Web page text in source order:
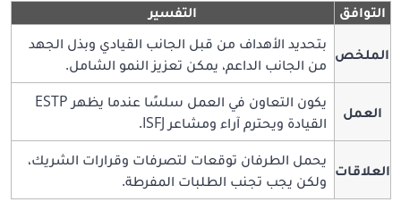
التوافق التفسير
الملخص
بتحديد الأهداف من قبل الجانب القيادي وبذل الجهد
من الجانب الداعم، يمكن تعزيز النمو الشامل.
العمل
يكون التعاون في العمل سلسًا عندما يظهر ESTP
القيادة ويحترم آراء ومشاعر ISFJ.
العلاقات
يحمل الطرفان توقعات لتصرفات وقرارات الشريك،
ولكن يجب تجنب الطلبات المفرطة.